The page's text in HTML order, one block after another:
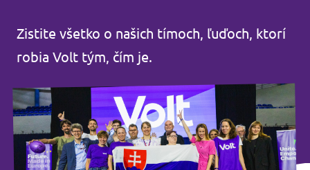
Volt Česko
Volt Poľsko
Politiky
O Volt
Ľudia
Novinky
Zistite všetko o našich tímoch, ľuďoch, ktorí
robia Volt tým, čím je.